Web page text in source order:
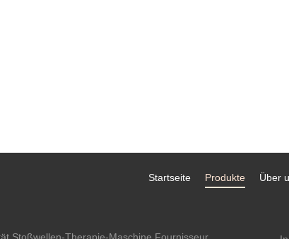
Über
Produkte
Startseite
Stoßwellen-Therapie-Maschine Fournisseur.